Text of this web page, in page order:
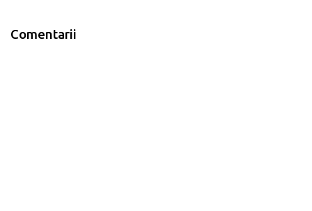
Comentarii